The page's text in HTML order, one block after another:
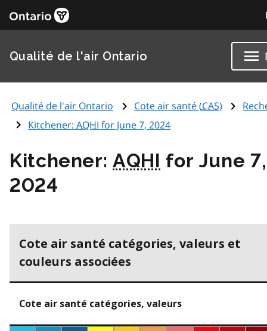
Qualité de l'air Ontario
Qualité de l'air Ontario Cote air santé (CAS)
Kitchener:AQHI for June 7, 2024
Kitchener:AQHI for June 7,
2024
Cote air santé catégories, valeurs et
couleurs associées
Cote air santé catégories, valeurs